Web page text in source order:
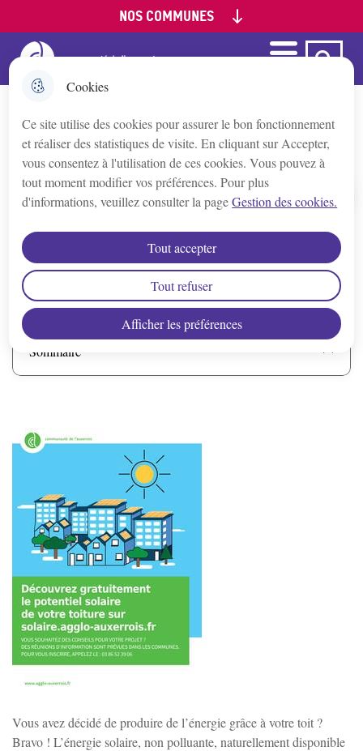
Cookies
Ce site utilise des cookies pour assurer le bon fonctionnement
et réaliser des statistiques de visite. En cliquant sur Accepter,
vous consentez à l'utilisation de ces cookies. Vous pouvez à
tout moment modifier vos préférences. Pour plus
d'informations, veuillez consulter la pageGestion des cookies.
Afficher les préférences
Tout accepter
Tout refuser
au
menu
Aller à la
Aller au
contenu
plan du site
NOS COMMUNES
Appoigny
Augy
Auxerre
Bleigny-le-Carreau
Champs/Yonne
Charbuy
Chitry-le-Fort
Coulanges-la-Vineuse
Escamps
Escolives-Ste-Camille
Gy-l'Évêque
Menu
Cadastre solaire
Accueil
Grâce au cadastre solaire, déterminez le
potentiel énergétique de votre toiture
Sommaire
Vous avez décidé de produire de l’énergie grâce à votre toit ?
Bravo ! L’énergie solaire, non polluante, naturellement disponible